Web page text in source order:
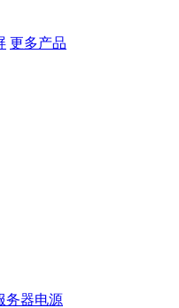
更多产品
务器电源